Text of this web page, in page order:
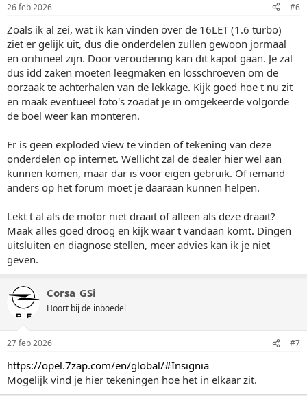
26 feb 2026 #6
Zoals ik al zei, wat ik kan vinden over de 16LET (1.6 turbo)
ziet er gelijk uit, dus die onderdelen zullen gewoon jormaal
en orihineel zijn. Door veroudering kan dit kapot gaan. Je zal
dus idd zaken moeten leegmaken en losschroeven om de
oorzaak te achterhalen van de lekkage. Kijk goed hoe t nu zit
en maak eventueel foto's zoadat je in omgekeerde volgorde
de boel weer kan monteren.
Er is geen exploded view te vinden of tekening van deze
onderdelen op internet. Wellicht zal de dealer hier wel aan
kunnen komen, maar dar is voor eigen gebruik. Of iemand
anders op het forum moet je daaraan kunnen helpen.
Lekt t al als de motor niet draait of alleen als deze draait?
Maak alles goed droog en kijk waar t vandaan komt. Dingen
uitsluiten en diagnose stellen, meer advies kan ik je niet
geven.
Corsa_GSi
Hoort bij de inboedel
27 feb 2026 #7
https://opel.7zap.com/en/global/#Insignia
Mogelijk vind je hier tekeningen hoe het in elkaar zit.